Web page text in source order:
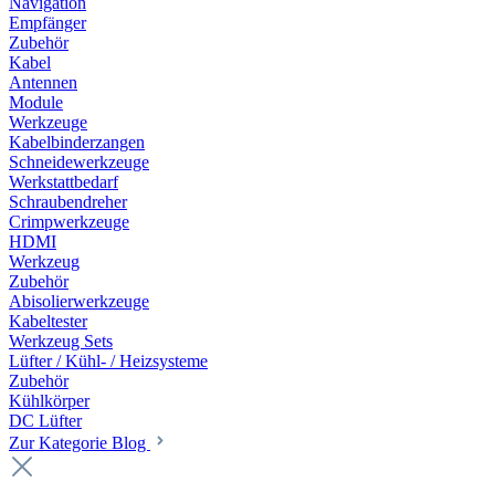
Empfänger
Zubehör
Kabel
Antennen
Module
Werkzeuge
Kabelbinderzangen
Schneidewerkzeuge
Werkstattbedarf
Schraubendreher
Crimpwerkzeuge
HDMI
Werkzeug
Zubehör
Abisolierwerkzeuge
Kabeltester
Werkzeug Sets
Lüfter / Kühl- / Heizsysteme
Zubehör
Kühlkörper
DC Lüfter
Zur Kategorie Blog